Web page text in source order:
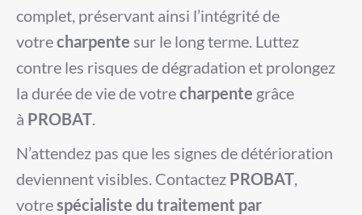
complet, préservant ainsi l’intégrité de
votrecharpente sur le long terme. Luttez
contre les risques de dégradation et prolongez
la durée de vie de votrecharpente grâce
à PROBAT
N’attendez pas que les signes de détérioration
deviennent visibles. Contactez PROBAT
votrespécialiste du traitement par